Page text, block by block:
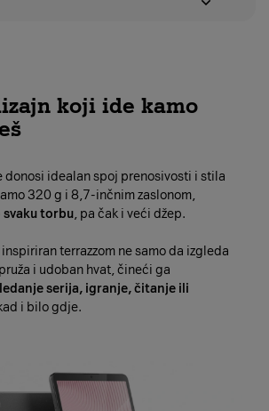
koji ide kamo
donosi idealan spoj prenosivosti i stila
320 g i 8,7-inčnim zaslonom,
torbu, pa čak i veći džep.
terrazzom ne samo da izgleda
i udoban hvat, čineći ga
serija, igranje, čitanje ili
i bilo gdje.